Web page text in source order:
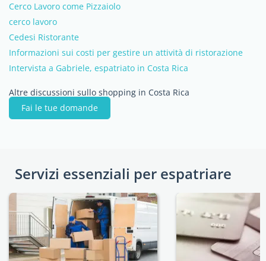
Cerco Lavoro come Pizzaiolo
cerco lavoro
Cedesi Ristorante
Informazioni sui costi per gestire un attività di ristorazione
Intervista a Gabriele, espatriato in Costa Rica
Altre discussioni sullo shopping in Costa Rica
Fai le tue domande
Servizi essenziali per espatriare